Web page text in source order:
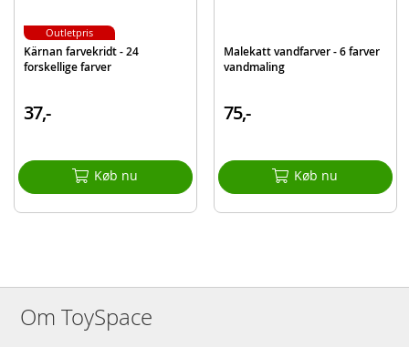
Kärnan farvekridt - 24
forskellige farver
37,-
Køb nu
Outletpris
Malekatt vandfarver - 6 farver
vandmaling
75,-
Køb nu
Om ToySpace